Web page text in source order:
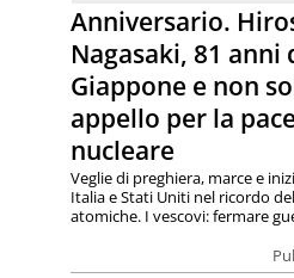
Anniversario.
Nagasaki, 81 anni
Giappone e non
appello per la
nucleare
Veglie di preghiera, marce e
Italia e Stati Uniti nel ricordo
atomiche. I vescovi: fermare